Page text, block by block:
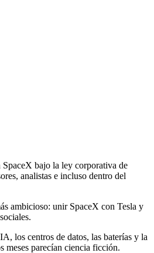
SpaceX bajo la ley corporativa de
analistas e incluso dentro del
ambicioso: unir SpaceX con Tesla y
los centros de datos, las baterías y la
meses parecían ciencia ficción.